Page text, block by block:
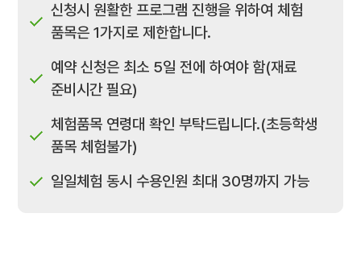
신청시 원활한 프로그램 진행을 위하여 체험
품목은 1가지로 제한합니다.
예약 신청은 최소 5일 전에 하여야 함(재료
준비시간 필요)
체험품목 연령대 확인 부탁드립니다.(초등학생
품목 체험불가)
일일체험 동시 수용인원 최대 30명까지 가능